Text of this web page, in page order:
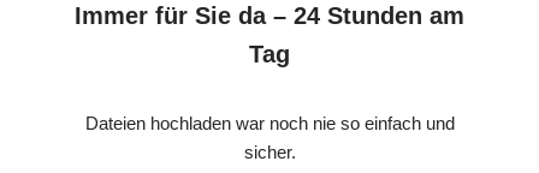
Immer für Sie da – 24 Stunden am
Tag
Dateien hochladen war noch nie so einfach und
sicher.